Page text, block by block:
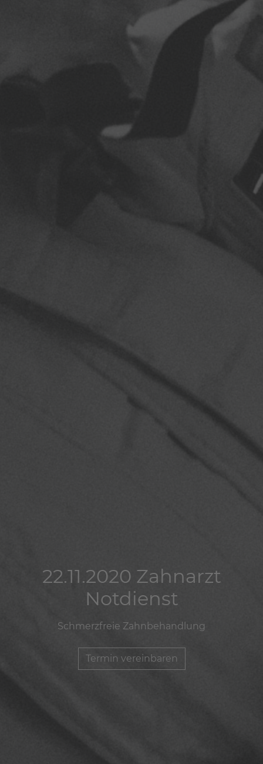
22.11.2020 Zahnarzt
Notdienst
Schmerzfreie Zahnbehandlung
Termin vereinbaren
22.11.2020 Zahnarzt
Notdienst
Schmerzfreie Zahnbehandlung
Termin vereinbaren
22.11.2020 Zahnarzt
Notdienst
Schmerzfreie Zahnbehandlung
Termin vereinbaren